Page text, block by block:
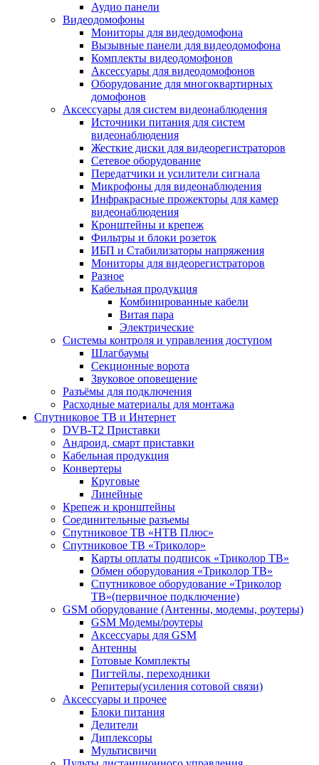
Аудио панели
Видеодомофоны
Мониторы для видеодомофона
Вызывные панели для видеодомофона
Комплекты видеодомофонов
Аксессуары для видеодомофонов
Оборудование для многоквартирных
домофонов
Аксессуары для систем видеонаблюдения
Источники питания для систем
видеонаблюдения
Жесткие диски для видеорегистраторов
Сетевое оборудование
Передатчики и усилители сигнала
Микрофоны для видеонаблюдения
Инфракрасные прожекторы для камер
видеонаблюдения
Кронштейны и крепеж
Фильтры и блоки розеток
ИБП и Стабилизаторы напряжения
Мониторы для видеорегистраторов
Разное
Кабельная продукция
Комбинированные кабели
Витая пара
Электрические
Системы контроля и управления доступом
Шлагбаумы
Секционные ворота
Звуковое оповещение
Разъёмы для подключения
Расходные материалы для монтажа
Спутниковое ТВ и Интернет
DVB-Т2 Приставки
Андроид, смарт приставки
Кабельная продукция
Конвертеры
Круговые
Линейные
Крепеж и кронштейны
Соединительные разъемы
Спутниковое ТВ «НТВ Плюс»
Спутниковое ТВ «Триколор»
Карты оплаты подписок «Триколор ТВ»
Обмен оборудования «Триколор ТВ»
Спутниковое оборудование «Триколор
ТВ»(первичное подключение)
GSM оборудование (Антенны, модемы, роутеры)
GSM Модемы/роутеры
Аксессуары для GSM
Антенны
Готовые Комплекты
Пигтейлы, переходники
Репитеры(усиления сотовой связи)
Аксессуары и прочее
Блоки питания
Делители
Диплексоры
Мультисвичи